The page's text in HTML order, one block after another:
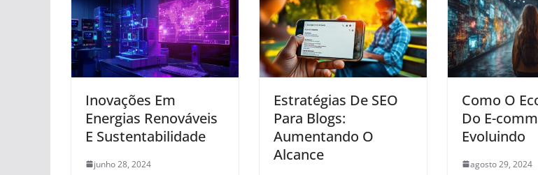
Inovações Em
Energias Renováveis
E Sustentabilidade
junho 28, 2024
Estratégias De SEO
Para Blogs:
Aumentando O
Alcance
Como O
Do E-
Evoluindo
agosto 29, 2024